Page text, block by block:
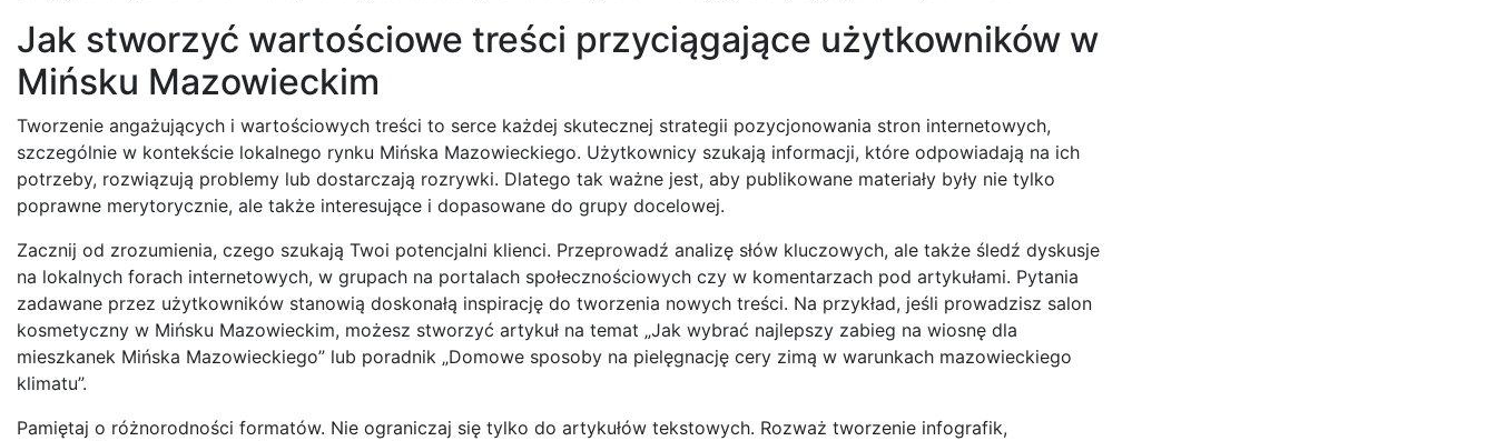
Jak stworzyć wartościowe treści przyciągające użytkowników w
Mińsku Mazowieckim
Tworzenie angażujących i wartościowych treści to serce każdej skutecznej strategii pozycjonowania stron internetowych,
szczególnie w kontekście lokalnego rynku Mińska Mazowieckiego. Użytkownicy szukają informacji, które odpowiadają na ich
potrzeby, rozwiązują problemy lub dostarczają rozrywki. Dlatego tak ważne jest, aby publikowane materiały były nie tylko
poprawne merytorycznie, ale także interesujące i dopasowane do grupy docelowej.
Zacznij od zrozumienia, czego szukają Twoi potencjalni klienci. Przeprowadź analizę słów kluczowych, ale także śledź dyskusje
na lokalnych forach internetowych, w grupach na portalach społecznościowych czy w komentarzach pod artykułami. Pytania
zadawane przez użytkowników stanowią doskonałą inspirację do tworzenia nowych treści. Na przykład, jeśli prowadzisz salon
kosmetyczny w Mińsku Mazowieckim, możesz stworzyć artykuł na temat „Jak wybrać najlepszy zabieg na wiosnę dla
mieszkanek Mińska Mazowieckiego” lub poradnik „Domowe sposoby na pielęgnację cery zimą w warunkach mazowieckiego
klimatu”.
Pamiętaj o różnorodności formatów. Nie ograniczaj się tylko do artykułów tekstowych. Rozważ tworzenie infografik,